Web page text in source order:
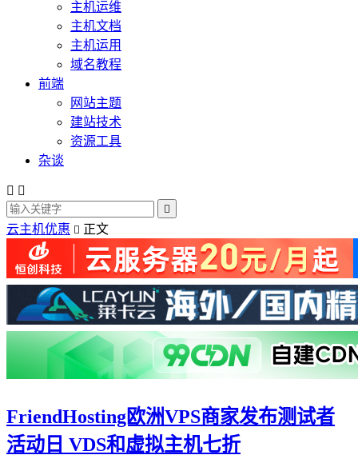
主机运维
主机文档
主机运用
域名教程
前端
网站主题
建站技术
资源工具
杂谈
 

云主机优惠  正文
FriendHosting欧洲VPS商家发布测试者
活动日 VDS和虚拟主机七折